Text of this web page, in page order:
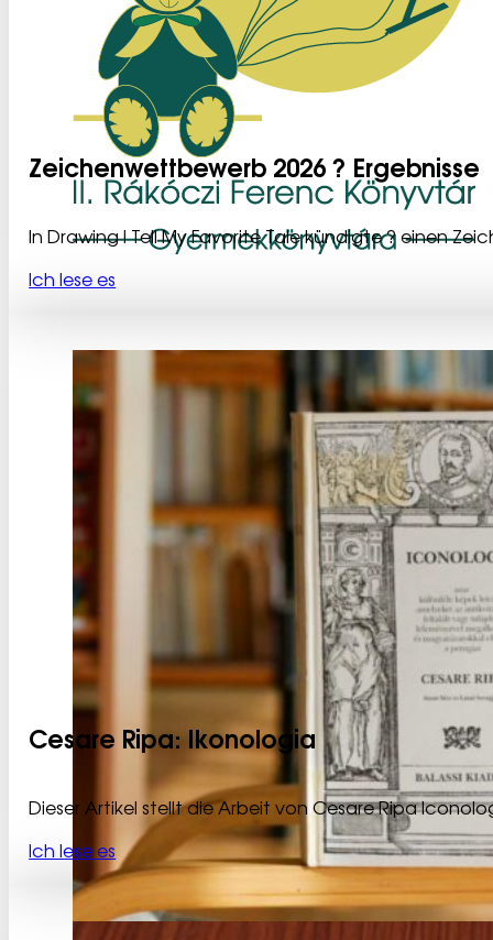
Zeichenwettbewerb 2026 ? Ergebnisse
In Drawing I Tell My Favorite Tale kündigte ? einen
Ich lese es
Cesare Ripa: Ikonologia
Dieser Artikel stellt die Arbeit von Cesare Ripa
Ich lese es